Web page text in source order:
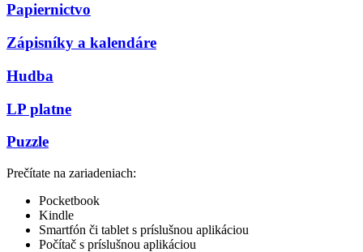
Papiernictvo
Zápisníky a kalendáre
Hudba
LP platne
Puzzle
Prečítate na zariadeniach:
Pocketbook
Kindle
Smartfón či tablet s príslušnou aplikáciou
Počítač s príslušnou aplikáciou